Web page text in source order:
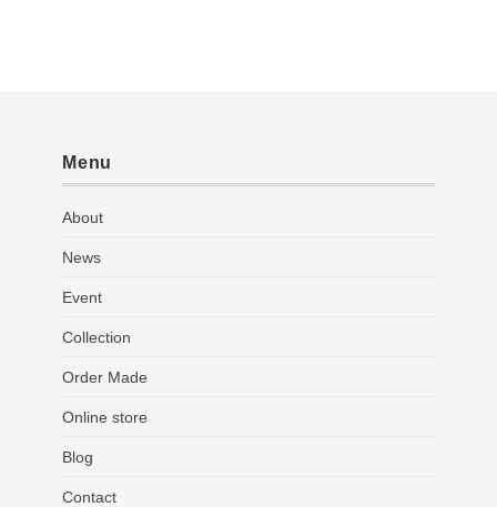
Menu
About
News
Event
Collection
Order Made
Online store
Blog
Contact